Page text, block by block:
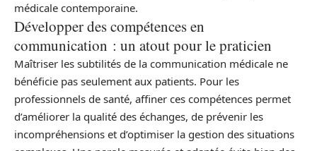
médicale contemporaine.
Développer des compétences en
communication : un atout pour le praticien
Maîtriser les subtilités de la communication médicale ne
bénéficie pas seulement aux patients. Pour les
professionnels de santé, affiner ces compétences permet
d’améliorer la qualité des échanges, de prévenir les
incompréhensions et d’optimiser la gestion des situations